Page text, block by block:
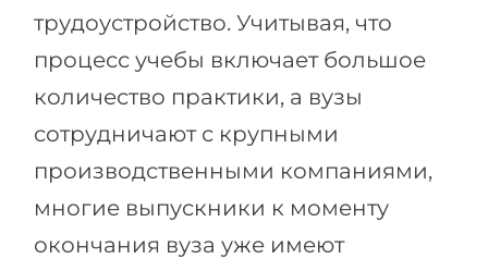
трудоустройство. Учитывая, что
процесс учебы включает большое
количество практики, а вузы
сотрудничают с крупными
производственными компаниями,
многие выпускники к моменту
окончания вуза уже имеют